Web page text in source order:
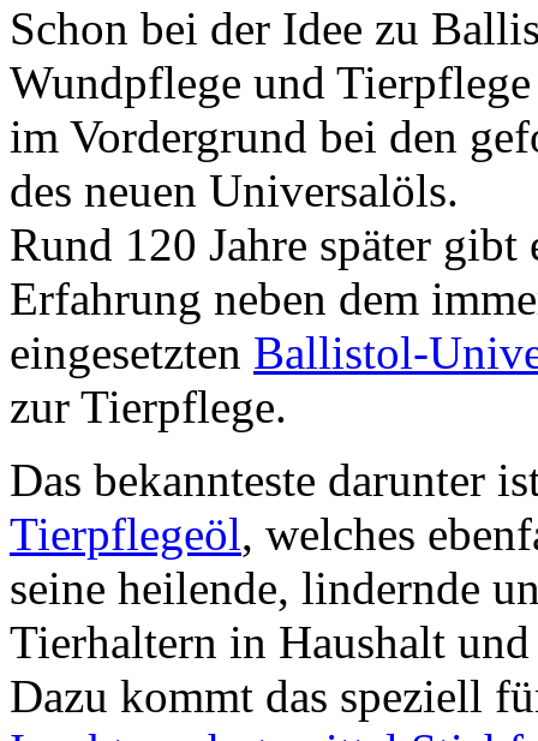
Schon bei der Idee zu
Wundpflege und
im Vordergrund bei den
des neuen Universalöls.
Rund 120 Jahre später
Erfahrung neben dem
eingesetzten Ballistol-
zur Tierpflege.
Das bekannteste darunter
Tierpflegeöl, welches
seine heilende, lindernde
Tierhaltern in Haushalt
Dazu kommt das speziell